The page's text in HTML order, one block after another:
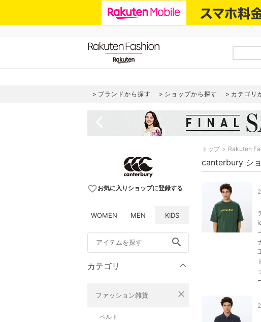
ブランドから探す ショップから探す カテゴリ
favorite_borderお気に入りショップに登録する
WOMEN MEN KIDS
search
カテゴリ
ファッション雑貨 close
ベルト
トップ Rakuten
canterbury シ